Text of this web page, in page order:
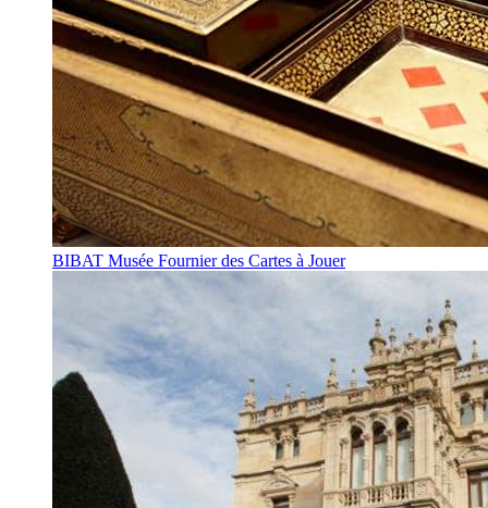
BIBAT Musée Fournier des Cartes à Jouer